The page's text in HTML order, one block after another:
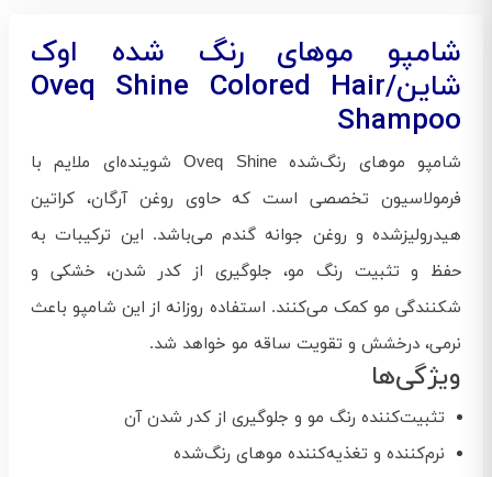
شامپو موهای رنگ شده اوک
شاین/Oveq Shine Colored Hair
Shampoo
شامپو موهای رنگ‌شده Oveq Shine شوینده‌ای ملایم با
فرمولاسیون تخصصی است که حاوی روغن آرگان، کراتین
هیدرولیزشده و روغن جوانه گندم می‌باشد. این ترکیبات به
حفظ و تثبیت رنگ مو، جلوگیری از کدر شدن، خشکی و
شکنندگی مو کمک می‌کنند. استفاده روزانه از این شامپو باعث
نرمی، درخشش و تقویت ساقه مو خواهد شد.
ویژگی‌ها
تثبیت‌کننده رنگ مو و جلوگیری از کدر شدن آن
نرم‌کننده و تغذیه‌کننده موهای رنگ‌شده